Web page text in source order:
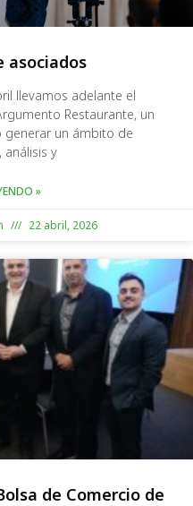
asociados
llevamos adelante el
Restaurante, un
un ámbito de
análisis y
»
22 abril, 2026
de Comercio de